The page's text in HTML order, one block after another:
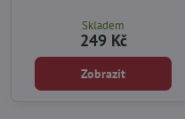
Skladem
249 Kč
Zobrazit